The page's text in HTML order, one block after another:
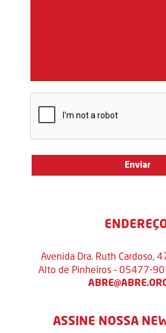
Avenida Dra. Ruth Cardoso,
Alto de Pinheiros – 05477-
ASSINE NOSSA